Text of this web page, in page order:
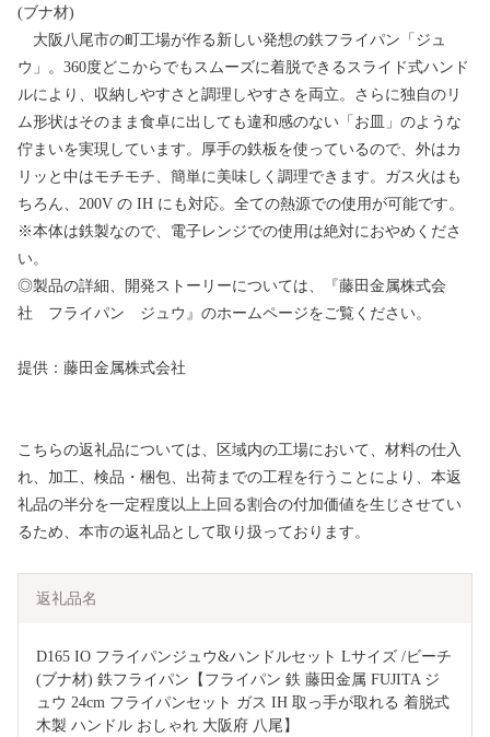
(ブナ材)
大阪八尾市の町工場が作る新しい発想の鉄フライパン「ジュ
ウ」。360度どこからでもスムーズに着脱できるスライド式ハンド
ルにより、収納しやすさと調理しやすさを両立。さらに独自のリ
ム形状はそのまま食卓に出しても違和感のない「お皿」のような
佇まいを実現しています。厚手の鉄板を使っているので、外はカ
リッと中はモチモチ、簡単に美味しく調理できます。ガス火はも
ちろん、200V の IH にも対応。全ての熱源での使用が可能です。
※本体は鉄製なので、電子レンジでの使用は絶対におやめくださ
い。
◎製品の詳細、開発ストーリーについては、『藤田金属株式会
社 フライパン ジュウ』のホームページをご覧ください。
提供：藤田金属株式会社
こちらの返礼品については、区域内の工場において、材料の仕入
れ、加工、検品・梱包、出荷までの工程を行うことにより、本返
礼品の半分を一定程度以上上回る割合の付加価値を生じさせてい
るため、本市の返礼品として取り扱っております。
返礼品名
D165 IO フライパンジュウ&ハンドルセット Lサイズ /ビーチ
(ブナ材) 鉄フライパン【フライパン 鉄 藤田金属 FUJITA ジ
ュウ 24cm フライパンセット ガス IH 取っ手が取れる 着脱式
木製 ハンドル おしゃれ 大阪府 八尾】